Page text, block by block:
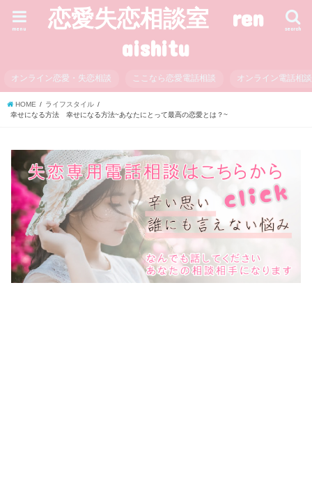
恋愛失恋相談室 ren
aishitu
search
menu
オンライン恋愛・失恋相談 ここなら恋愛電話相談 オンライン電話相
HOME
ライフスタイル
幸せになる方法 幸せになる方法~あなたにとって最高の恋愛とは？~